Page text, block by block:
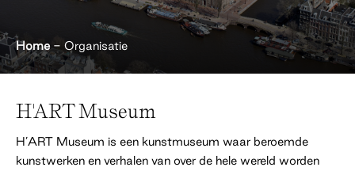
Home- Organisatie
H'ART Museum
H’ART Museum is een kunstmuseum waar beroemde
kunstwerken en verhalen van over de hele wereld worden